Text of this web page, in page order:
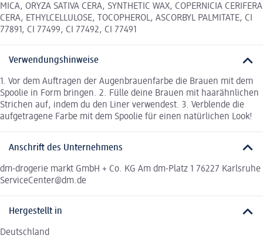
MICA, ORYZA SATIVA CERA, SYNTHETIC WAX, COPERNICIA CERIFERA
CERA, ETHYLCELLULOSE, TOCOPHEROL, ASCORBYL PALMITATE, CI
77891, CI 77499, CI 77492, CI 77491
Verwendungshinweise
1. Vor dem Auftragen der Augenbrauenfarbe die Brauen mit dem
Spoolie in Form bringen. 2. Fülle deine Brauen mit haarähnlichen
Strichen auf, indem du den Liner verwendest. 3. Verblende die
aufgetragene Farbe mit dem Spoolie für einen natürlichen Look!
Anschrift des Unternehmens
dm-drogerie markt GmbH + Co. KG Am dm-Platz 1 76227 Karlsruhe
ServiceCenter@dm.de
Hergestellt in
Deutschland